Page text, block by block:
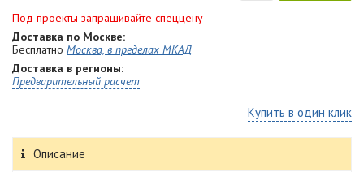
Под проекты запрашивайте спеццену
Доставка по Москве:
Бесплатно Москва, в пределах МКАД
Доставка в регионы:
Предварительный расчет
Купить в один клик
Описание